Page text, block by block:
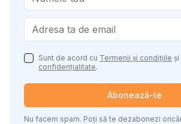
Sunt de acord cu Termenii și condițiile și
confidențialitate.
Abonează-te
Nu facem spam. Poți să te dezabonezi